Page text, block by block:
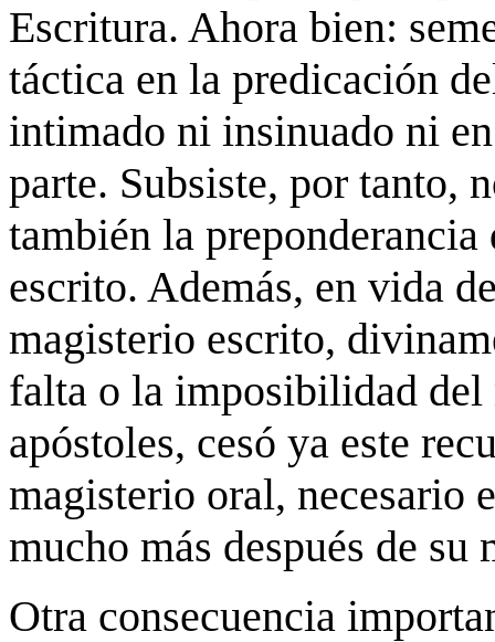
Escritura. Ahora bien:
táctica en la predicación
intimado ni insinuado ni
parte. Subsiste, por tanto,
también la
escrito. Además, en vida
magisterio escrito,
falta o la imposibilidad
apóstoles, cesó ya este
magisterio oral, necesario
mucho más después de su
Otra consecuencia